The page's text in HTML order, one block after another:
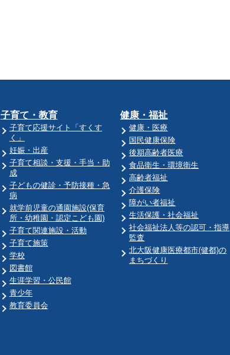
子育て・教育
子育て応援サイト「すくす
く」
妊娠・出産
子育て相談・支援・手当・助
成
子どもの健診・予防接種・急
病
就学前児童の通園施設(保育
所・幼稚園・認定こども園)
子育て関連施設・活動
子育て施策
学校
図書館
生涯学習・公民館
青少年
教育委員会
健康・福祉
健康・医療
国民健康保険
後期高齢者医療
食品衛生・環境衛生
高齢者福祉
介護保険
障がい者福祉
生活保護・社会福祉
社会福祉法人等の認可・指導
監査
北大阪健康医療都市(健都)の
まちづくり